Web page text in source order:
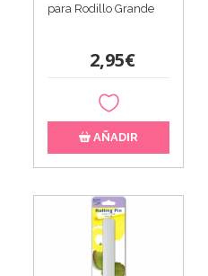
para Rodillo Grande
2,95€
AÑADIR